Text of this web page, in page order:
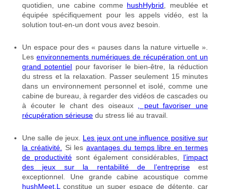
quotidien, une cabine comme hushHybrid , meublée et
équipée spécifiquement pour les appels vidéo, est la
solution tout-en-un dont vous avez besoin.
Un espace pour des « pauses dans la nature virtuelle ».
Les environnements numériques de récupération ont un
grand potentiel pour favoriser le bien-être, la réduction
du stress et la relaxation. Passer seulement 15 minutes
dans un environnement personnel et isolé, comme une
cabine de bureau, à regarder des vidéos de cascades ou
à écouter le chant des oiseaux
, peut favoriser une
récupération sérieuse du stress lié au travail.
Une salle de jeux. Les jeux ont une influence positive sur
la créativité.
Si lesavantages du temps libre en termes
de productivitésont également considérables, l’impact
des jeux sur la rentabilité de l’entrepriseest
exceptionnel. Une grande cabine acoustique comme
hushMeet.L
constitue un super espace de détente, car